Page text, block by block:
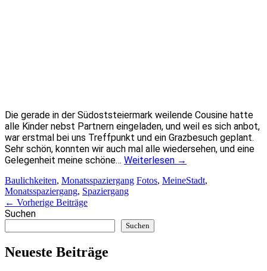
Die gerade in der Südoststeiermark weilende Cousine hatte
alle Kinder nebst Partnern eingeladen, und weil es sich anbot,
war erstmal bei uns Treffpunkt und ein Grazbesuch geplant.
Sehr schön, konnten wir auch mal alle wiedersehen, und eine
Gelegenheit meine schöne… Weiterlesen →
Baulichkeiten, Monatsspaziergang Fotos, MeineStadt,
Monatsspaziergang, Spaziergang
Artikel-
Navigation
← Vorherige Beiträge
Suchen
Suchen
Neueste Beiträge